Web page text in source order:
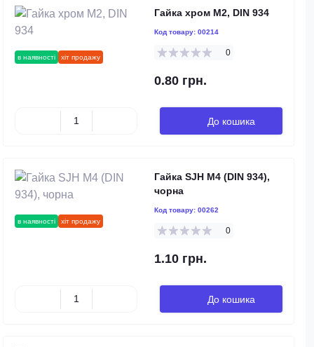
в наявності хіт продажу
Гайка хром М2, DIN 934
Код товару: 00214
0
0.80 грн.
До кошика
в наявності хіт продажу
Гайка SJH М4 (DIN 934),
чорна
Код товару: 00262
0
1.10 грн.
До кошика